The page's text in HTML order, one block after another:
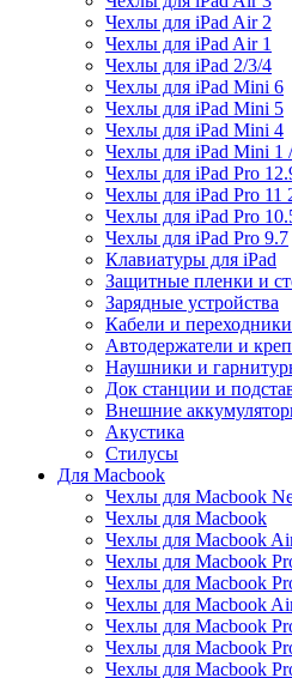
Чехлы для iPad Air 2
Чехлы для iPad Air 1
Чехлы для iPad 2/3/4
Чехлы для iPad Mini 6
Чехлы для iPad Mini 5
Чехлы для iPad Mini 4
Чехлы для iPad Mini 1
Чехлы для iPad Pro
Чехлы для iPad Pro 11
Чехлы для iPad Pro
Чехлы для iPad Pro 9.7
Клавиатуры для iPad
Защитные пленки и
Зарядные устройства
Кабели и переходники
Автодержатели и
Наушники и
Док станции и
Внешние
Акустика
Стилусы
Для Macbook
Чехлы для Macbook
Чехлы для Macbook
Чехлы для Macbook
Чехлы для Macbook
Чехлы для Macbook
Чехлы для Macbook
Чехлы для Macbook
Чехлы для Macbook
Чехлы для Macbook